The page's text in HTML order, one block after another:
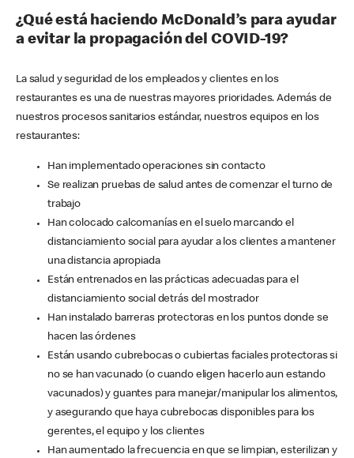
¿Qué está haciendo McDonald’s para ayudar
a evitar la propagación del COVID-19?
La salud y seguridad de los empleados y clientes en los
restaurantes es una de nuestras mayores prioridades. Además de
nuestros procesos sanitarios estándar, nuestros equipos en los
restaurantes:
Han implementado operaciones sin contacto
Se realizan pruebas de salud antes de comenzar el turno de
trabajo
Han colocado calcomanías en el suelo marcando el
distanciamiento social para ayudar a los clientes a mantener
una distancia apropiada
Están entrenados en las prácticas adecuadas para el
distanciamiento social detrás del mostrador
Han instalado barreras protectoras en los puntos donde se
hacen las órdenes
Están usando cubrebocas o cubiertas faciales protectoras si
no se han vacunado (o cuando eligen hacerlo aun estando
vacunados) y guantes para manejar/manipular los alimentos,
y asegurando que haya cubrebocas disponibles para los
gerentes, el equipo y los clientes
Han aumentado la frecuencia en que se limpian, esterilizan y